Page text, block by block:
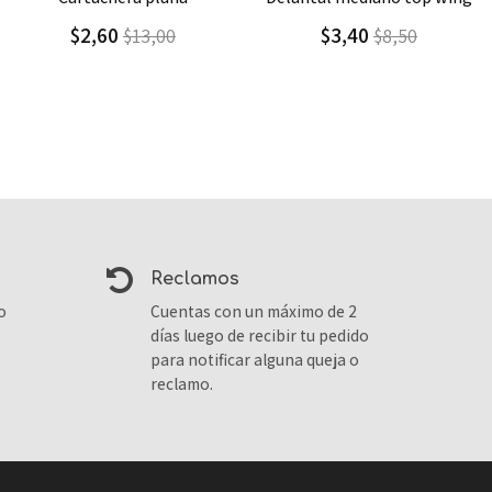
$3,40 $8,50 $4,10 $6,84
reclamos
Cuentas con un máximo de 2
días luego de recibir tu pedido
para notificar alguna queja o
reclamo.